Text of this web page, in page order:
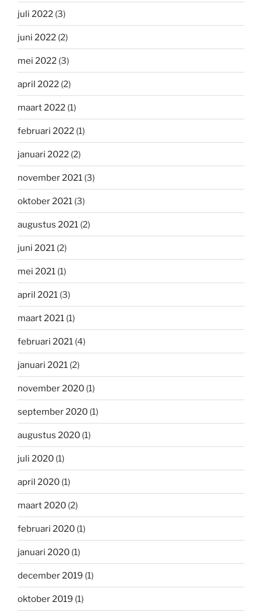
juli 2022 (3)
juni 2022 (2)
mei 2022 (3)
april 2022 (2)
maart 2022 (1)
februari 2022 (1)
januari 2022 (2)
november 2021 (3)
oktober 2021 (3)
augustus 2021 (2)
juni 2021 (2)
mei 2021 (1)
april 2021 (3)
maart 2021 (1)
februari 2021 (4)
januari 2021 (2)
november 2020 (1)
september 2020 (1)
augustus 2020 (1)
juli 2020 (1)
april 2020 (1)
maart 2020 (2)
februari 2020 (1)
januari 2020 (1)
december 2019 (1)
oktober 2019 (1)